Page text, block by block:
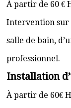
À partir de 60 €
Intervention sur
salle de bain,
professionnel.
Installation
À partir de 60€